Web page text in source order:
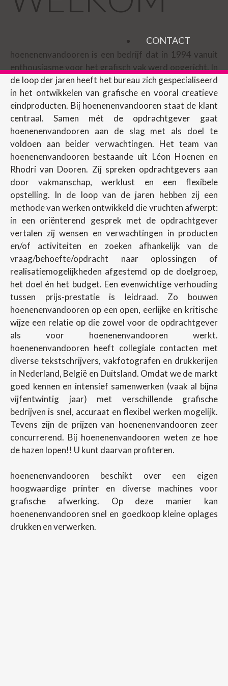
CONTACT
hoenenenvandooren is een bedrijf dat in 1994 vanuit
enthousiasme voor het grafisch vak werd opgericht. In
de loop der jaren heeft het bureau zich gespecialiseerd
in het ontwikkelen van grafische en vooral creatieve
eindproducten. Bij hoenenenvandooren staat de klant
centraal. Samen mét de opdrachtgever gaat
hoenenenvandooren aan de slag met als doel te
voldoen aan beider verwachtingen. Het team van
hoenenenvandooren bestaande uit Léon Hoenen en
Rhodri van Dooren. Zij spreken opdrachtgevers aan
door vakmanschap, werklust en een flexibele
opstelling. In de loop van de jaren hebben zij een
methode van werken ontwikkeld die vruchten afwerpt:
in een oriënterend gesprek met de opdrachtgever
vertalen zij wensen en verwachtingen in producten
en/of activiteiten en zoeken afhankelijk van de
vraag/behoefte/opdracht naar oplossingen of
realisatiemogelijkheden afgestemd op de doelgroep,
het doel én het budget. Een evenwichtige verhouding
tussen prijs-prestatie is leidraad. Zo bouwen
hoenenenvandooren op een open, eerlijke en kritische
wijze een relatie op die zowel voor de opdrachtgever
als voor hoenenenvandooren werkt.
hoenenenvandooren heeft collegiale contacten met
diverse tekstschrijvers, vakfotografen en drukkerijen
in Nederland, België en Duitsland. Omdat we de markt
goed kennen en intensief samenwerken (vaak al bijna
vijfentwintig jaar) met verschillende grafische
bedrijven is snel, accuraat en flexibel werken mogelijk.
Tevens zijn de prijzen van hoenenenvandooren zeer
concurrerend. Bij hoenenenvandooren weten ze hoe
de hazen lopen!! U kunt daarvan profiteren.
hoenenenvandooren beschikt over een eigen
hoogwaardige printer en diverse machines voor
grafische afwerking. Op deze manier kan
hoenenenvandooren snel en goedkoop kleine oplages
drukken en verwerken.